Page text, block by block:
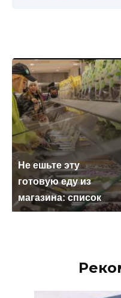
Не ешьте эту
готовую еду из
магазина: список